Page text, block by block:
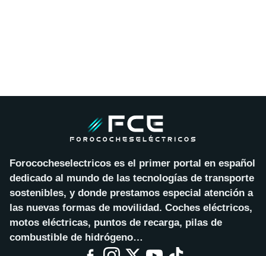
Forococheselectricos es el primer portal en español
dedicado al mundo de las tecnologías de transporte
sostenibles, y donde prestamos especial atención a
las nuevas formas de movilidad. Coches eléctricos,
motos eléctricas, puntos de recarga, pilas de
combustible de hidrógeno…